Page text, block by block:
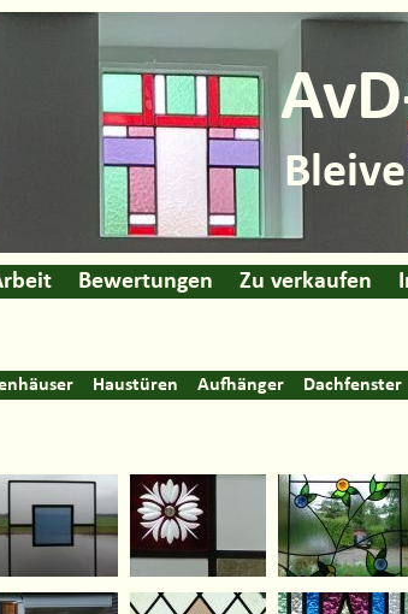
Bewertungen Zu verkaufen
Haustüren Aufhänger Dachfenster